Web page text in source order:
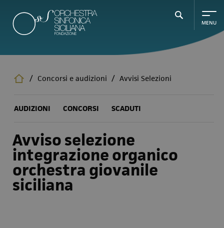
contenuto
principale
/ Concorsi e audizioni / Avvisi Selezioni
AUDIZIONI CONCORSI SCADUTI
Avviso selezione
integrazione organico
orchestra giovanile
siciliana